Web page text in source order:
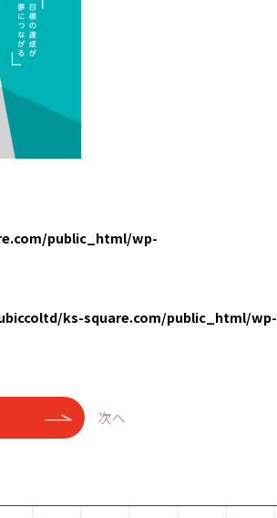
public_html/wp-
ks-square.com/public_html/wp-
次へ